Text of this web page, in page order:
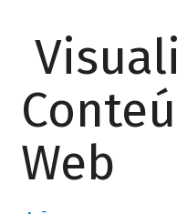
Web